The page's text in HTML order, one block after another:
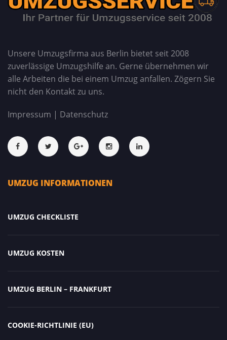
Unsere Umzugsfirma aus Berlin bietet seit 2008
zuverlässige Umzugshilfe an. Gerne übernehmen wir
alle Arbeiten die bei einem Umzug anfallen. Zögern Sie
nicht den Kontakt zu uns.
Impressum | Datenschutz
UMZUG INFORMATIONEN
UMZUG CHECKLISTE
UMZUG KOSTEN
UMZUG BERLIN – FRANKFURT
COOKIE-RICHTLINIE (EU)